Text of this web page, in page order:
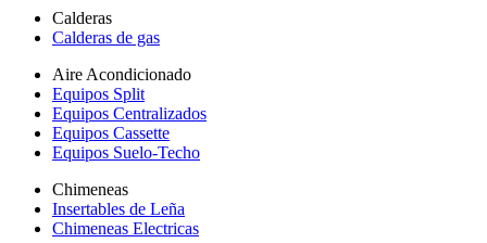
Calderas
Calderas de gas
Aire Acondicionado
Equipos Split
Equipos Centralizados
Equipos Cassette
Equipos Suelo-Techo
Chimeneas
Insertables de Leña
Chimeneas Electricas